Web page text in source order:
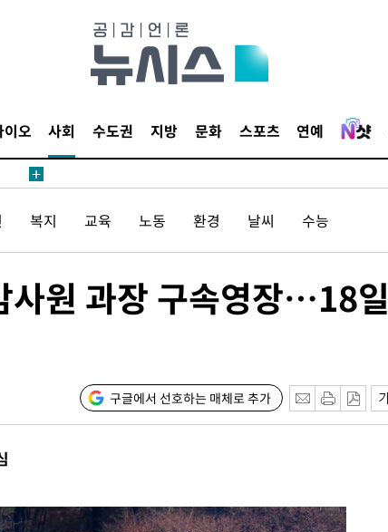
오 사회 수도권 지방 문화 스포츠 연예
송"
]
복지 교육 노동 환경 날씨 수능
사원 과장 구속영장…18일
구글에서 선호하는 매체로 추가